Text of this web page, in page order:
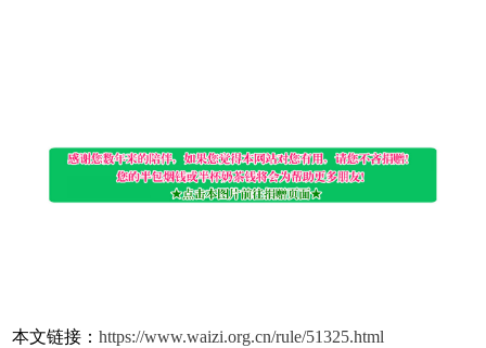
本文链接：https://www.waizi.org.cn/rule/51325.html